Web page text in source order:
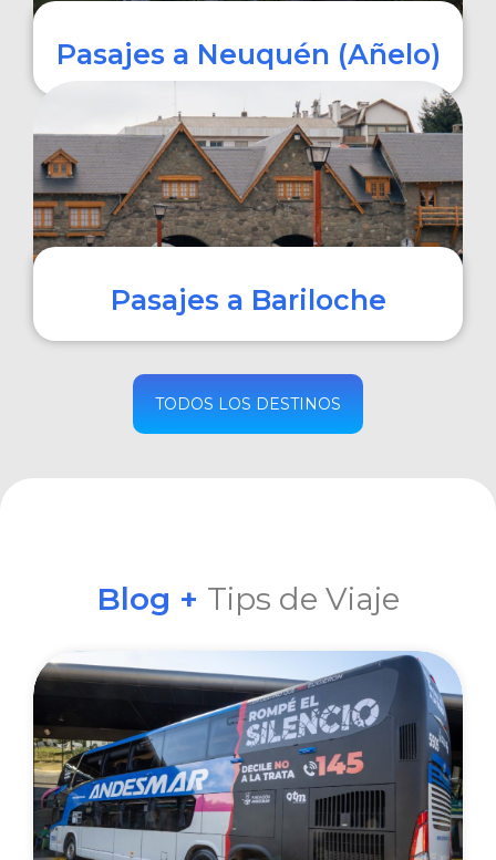
Pasajes a Neuquén (Añelo)
COMPRAR
Pasajes a Bariloche
COMPRAR
TODOS LOS DESTINOS
Blog + Tips de Viaje